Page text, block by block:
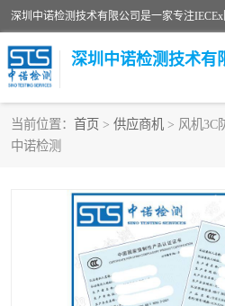
深圳中诺检测技术有
当前位置： 首页 > 供应商机 > 风机3C
中诺检测
ATEX防爆认证
防爆3C认证
IECEx防爆认证